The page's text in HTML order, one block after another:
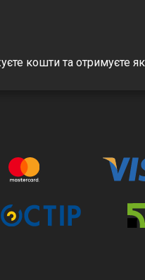
кошти та отримуєте